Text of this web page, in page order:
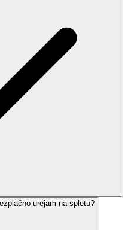
urejam na spletu?